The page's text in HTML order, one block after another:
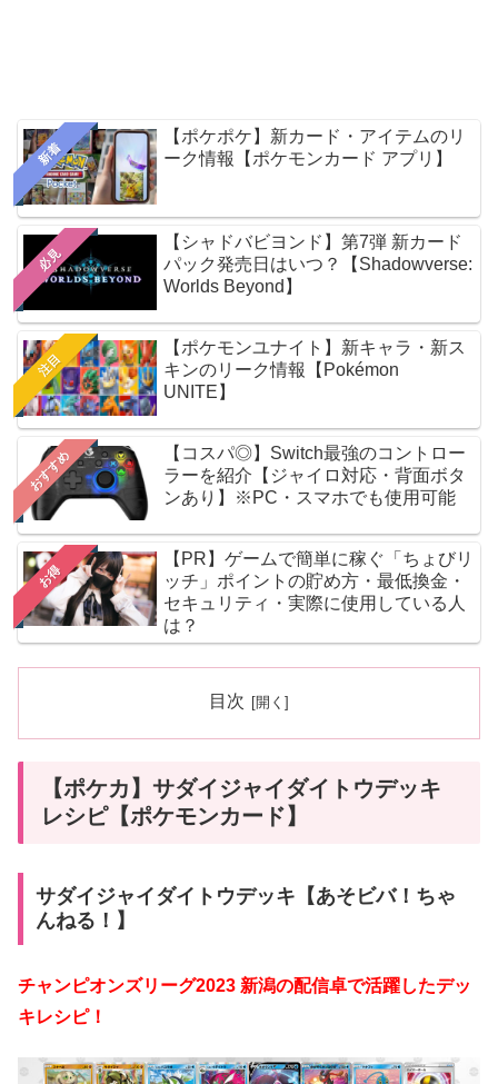
新着
【ポケポケ】新カード・アイテムのリ
ーク情報【ポケモンカード アプリ】
必見
【シャドバビヨンド】第7弾 新カード
パック発売日はいつ？【Shadowverse:
Worlds Beyond】
注目
【ポケモンユナイト】新キャラ・新ス
キンのリーク情報【Pokémon
UNITE】
おすすめ
【コスパ◎】Switch最強のコントロー
ラーを紹介【ジャイロ対応・背面ボタ
ンあり】※PC・スマホでも使用可能
お得
【PR】ゲームで簡単に稼ぐ「ちょびリ
ッチ」ポイントの貯め方・最低換金・
セキュリティ・実際に使用している人
は？
目次
【ポケカ】サダイジャイダイトウデッキ
レシピ【ポケモンカード】
サダイジャイダイトウデッキ【あそビバ！ちゃ
んねる！】
チャンピオンズリーグ2023 新潟の配信卓で活躍したデッ
キレシピ！